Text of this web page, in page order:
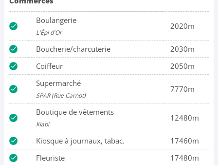
Boulangerie
L'Épi d'Or
2020m
Boucherie/charcuterie
2030m
Coiffeur
2050m
Supermarché
SPAR (Rue Carnot)
7770m
Boutique de vêtements
Kiabi
12480m
Kiosque à journaux, tabac.
17460m
Fleuriste
17480m